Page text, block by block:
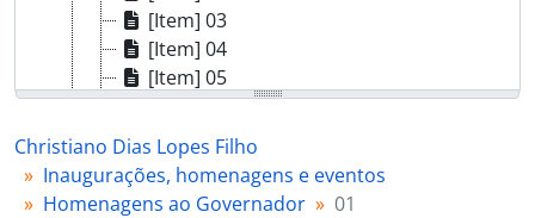
[Item] 03
[Item] 04
[Item] 05
[Item] 06
[Item] 07
[Item] 08
[Item] 09
Christiano Dias Lopes Filho
Inaugurações, homenagens e eventos
Homenagens ao Governador
01